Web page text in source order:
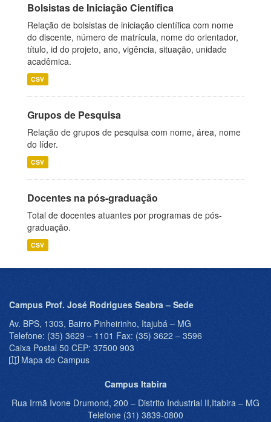
Bolsistas de Iniciação Científica
Relação de bolsistas de iniciação científica com nome
do discente, número de matrícula, nome do orientador,
título, id do projeto, ano, vigência, situação, unidade
acadêmica.
CSV
Grupos de Pesquisa
Relação de grupos de pesquisa com nome, área, nome
do líder.
CSV
Docentes na pós-graduação
Total de docentes atuantes por programas de pós-
graduação.
CSV
Campus Prof. José Rodrigues Seabra – Sede
Av. BPS, 1303, Bairro Pinheirinho, Itajubá – MG
Telefone: (35) 3629 – 1101 Fax: (35) 3622 – 3596
Caixa Postal 50 CEP: 37500 903
Mapa do Campus
Campus Itabira
Rua Irmã Ivone Drumond, 200 – Distrito Industrial II,Itabira – MG
Telefone (31) 3839-0800